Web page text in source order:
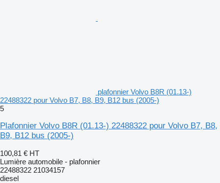
plafonnier Volvo B8R (01.13-)
22488322 pour Volvo B7, B8, B9, B12 bus (2005-)
5
Plafonnier Volvo B8R (01.13-) 22488322 pour Volvo B7, B8,
B9, B12 bus (2005-)
100,81 € HT
Lumière automobile - plafonnier
22488322 21034157
diesel